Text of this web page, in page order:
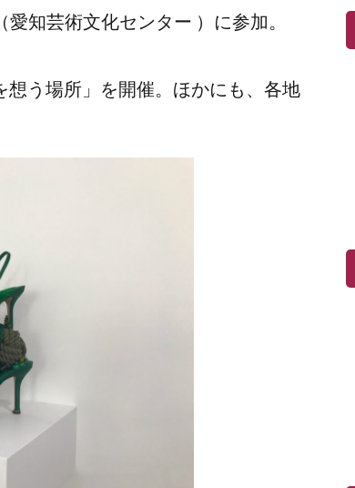
知芸術文化センター ）に参加。
う場所」を開催。ほかにも、各地